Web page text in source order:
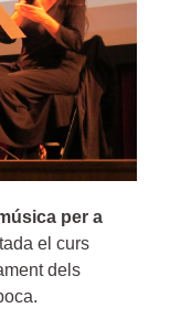
per a
el curs
dels